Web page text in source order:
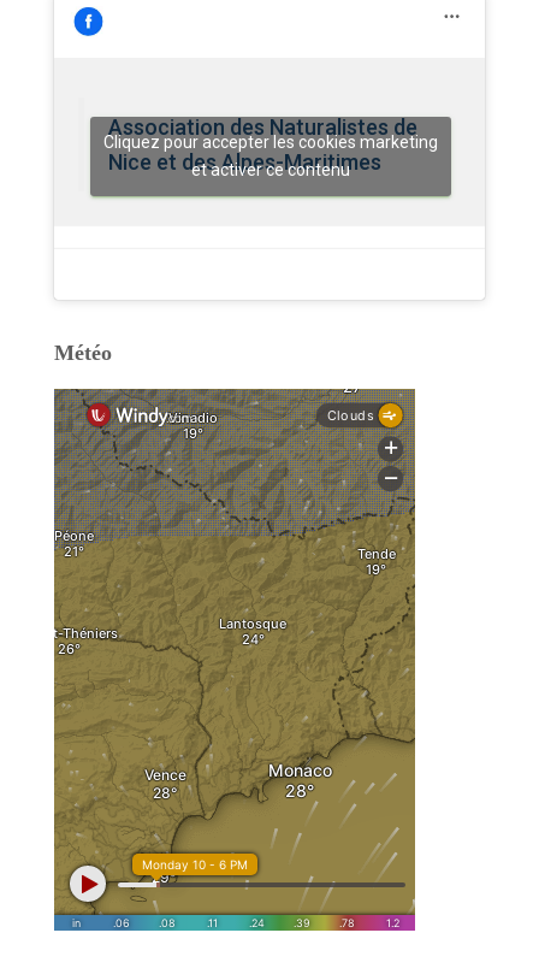
Association des Naturalistes de
Nice et des Alpes-Maritimes
Cliquez pour accepter les cookies marketing
et activer ce contenu
Météo